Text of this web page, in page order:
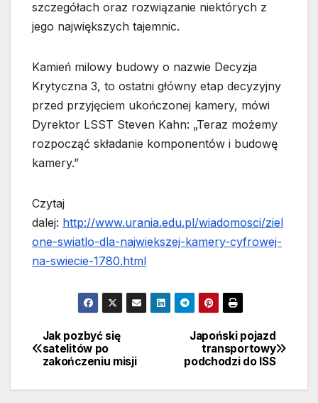
szczegółach oraz rozwiązanie niektórych z
jego największych tajemnic.
Kamień milowy budowy o nazwie Decyzja
Krytyczna 3, to ostatni główny etap decyzyjny
przed przyjęciem ukończonej kamery, mówi
Dyrektor LSST Steven Kahn: „Teraz możemy
rozpocząć składanie komponentów i budowę
kamery.”
Czytaj
dalej: http://www.urania.edu.pl/wiadomosci/ziel
one-swiatlo-dla-najwiekszej-kamery-cyfrowej-
na-swiecie-1780.html
Nawigacja
wpisu
Japoński pojazd
transportowy
podchodzi do ISS
Jak pozbyć się
satelitów po
zakończeniu misji